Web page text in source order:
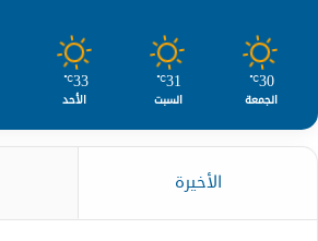
30
℃
الجمعة
31
℃
السبت
33
℃
الأحد
الأخيرة